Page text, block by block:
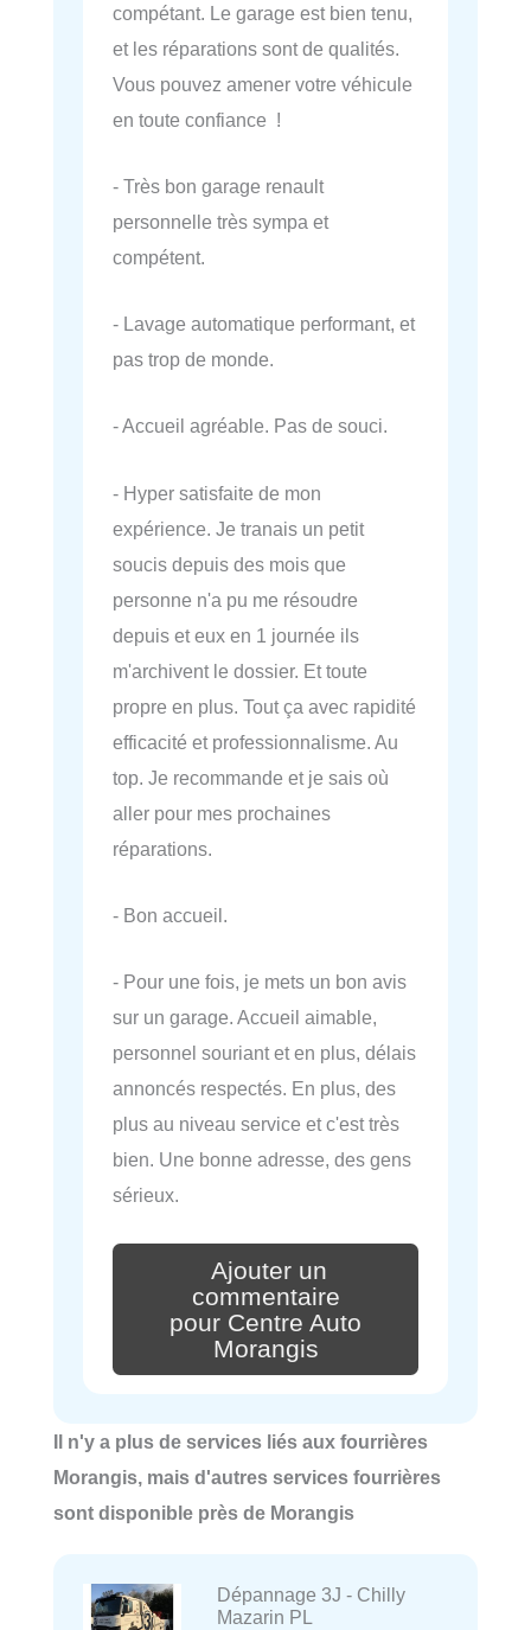
compétant. Le garage est bien tenu,
et les réparations sont de qualités.
Vous pouvez amener votre véhicule
en toute confiance !
- Très bon garage renault
personnelle très sympa et
compétent.
- Lavage automatique performant, et
pas trop de monde.
- Accueil agréable. Pas de souci.
- Hyper satisfaite de mon
expérience. Je tranais un petit
soucis depuis des mois que
personne n'a pu me résoudre
depuis et eux en 1 journée ils
m'archivent le dossier. Et toute
propre en plus. Tout ça avec rapidité
efficacité et professionnalisme. Au
top. Je recommande et je sais où
aller pour mes prochaines
réparations.
- Bon accueil.
- Pour une fois, je mets un bon avis
sur un garage. Accueil aimable,
personnel souriant et en plus, délais
annoncés respectés. En plus, des
plus au niveau service et c'est très
bien. Une bonne adresse, des gens
sérieux.
Ajouter un
commentaire
pour Centre Auto
Morangis
Il n'y a plus de services liés aux fourrières
Morangis, mais d'autres services fourrières
sont disponible près de Morangis
Dépannage 3J - Chilly
Mazarin PL